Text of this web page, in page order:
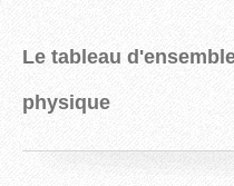
Le tableau
physique